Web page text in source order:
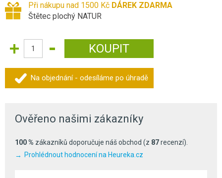
Při nákupu nad 1500 Kč DÁREK ZDARMA
Štětec plochý NATUR
Na objednání - odesíláme po úhradě
Ověřeno našimi zákazníky
100 % zákazníků doporučuje náš obchod (z 87recenzí).
Prohlédnout hodnocení na Heureka.cz